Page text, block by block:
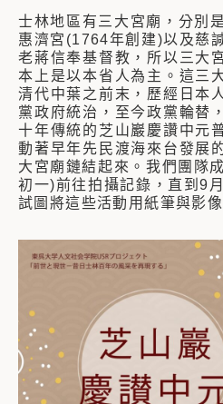
士林地區有三大宮廟，分別
惠濟宮(1764年創建)以及慈
老蔣信奉基督教，所以三大
本上是以本省人為主。這三
清代中葉之前末，歷經日本
黨政府統治，至今政黨輪替
十年傳統的芝山巖慶讚中元
動著早年先民渡海來台發展
大宮廟鏈結起來。我們團隊
初一)前往拍攝記錄，直到9
試圖將這些活動用紙筆與影像